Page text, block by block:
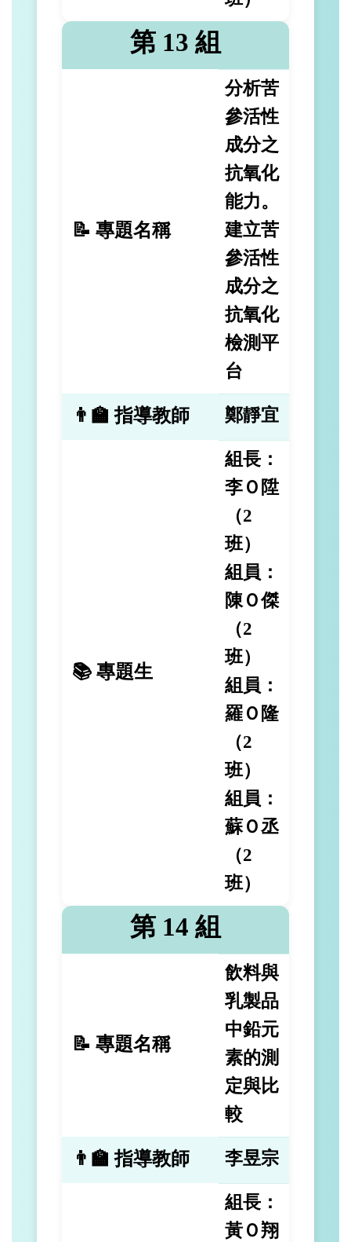
第 13 組
📝 專題名稱
分析苦
參活性
成分之
抗氧化
能力。
建立苦
參活性
成分之
抗氧化
檢測平
台
👨‍🏫 指導教師 鄭靜宜
📚 專題生
組長：
李Ｏ陞
（2
班）
組員：
陳Ｏ傑
（2
班）
組員：
羅Ｏ隆
（2
班）
組員：
蘇Ｏ丞
（2
班）
第 14 組
📝 專題名稱
飲料與
乳製品
中鉛元
素的測
定與比
較
👨‍🏫 指導教師 李昱宗
組長：
黃Ｏ翔